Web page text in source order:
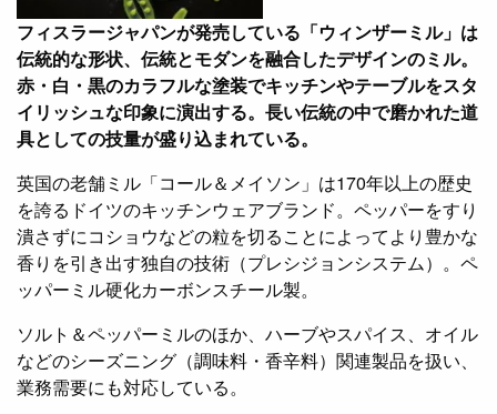
フィスラージャパンが発売している「ウィンザーミル」は
伝統的な形状、伝統とモダンを融合したデザインのミル。
赤・白・黒のカラフルな塗装でキッチンやテーブルをスタ
イリッシュな印象に演出する。長い伝統の中で磨かれた道
具としての技量が盛り込まれている。
英国の老舗ミル「コール＆メイソン」は170年以上の歴史
を誇るドイツのキッチンウェアブランド。ペッパーをすり
潰さずにコショウなどの粒を切ることによってより豊かな
香りを引き出す独自の技術（プレシジョンシステム）。ペ
ッパーミル硬化カーボンスチール製。
ソルト＆ペッパーミルのほか、ハーブやスパイス、オイル
などのシーズニング（調味料・香辛料）関連製品を扱い、
業務需要にも対応している。